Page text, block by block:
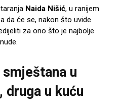
Naida Nišić, u ranijem
da će se, nakon što uvide
za ono što je najbolje
u
druga u kuću